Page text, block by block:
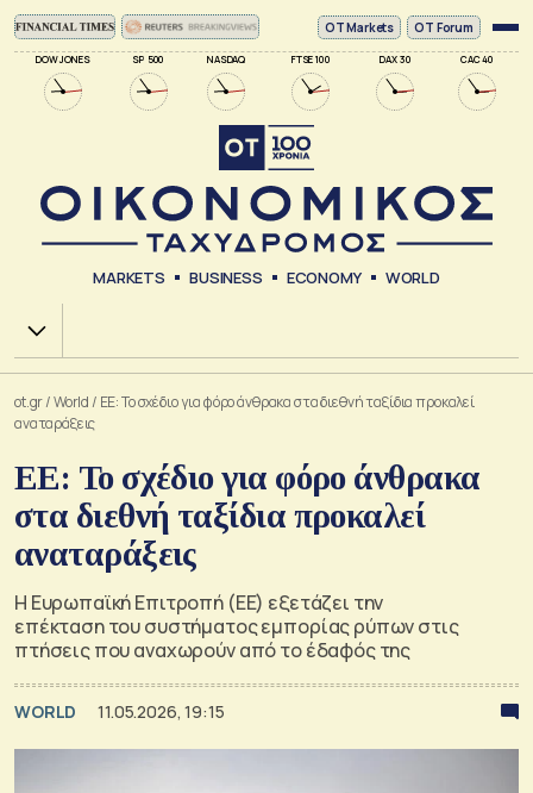
DOW JONES SP 500 NASDAQ FTSE 100 DAX 30 CAC 40
ΟΤ Markets OT Forum
MARKETS BUSINESS ECONOMY WORLD
Χ.Α.
ot.gr/World / ΕΕ: Το σχέδιο για φόρο άνθρακα στα διεθνή ταξίδια προκαλεί
αναταράξεις
ΕΕ: Το σχέδιο για φόρο άνθρακα
στα διεθνή ταξίδια προκαλεί
αναταράξεις
Η Ευρωπαϊκή Επιτροπή (ΕΕ) εξετάζει την
επέκταση του συστήματος εμπορίας ρύπων στις
πτήσεις που αναχωρούν από το έδαφός της
WORLD 11.05.2026, 19:15